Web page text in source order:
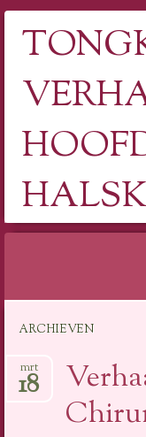
inhoud
ARCHIEVEN
mrt
18